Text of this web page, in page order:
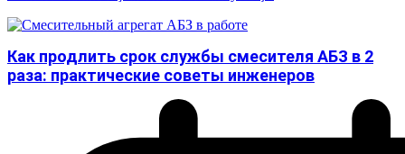
Как продлить срок службы смесителя АБЗ в 2
раза: практические советы инженеров